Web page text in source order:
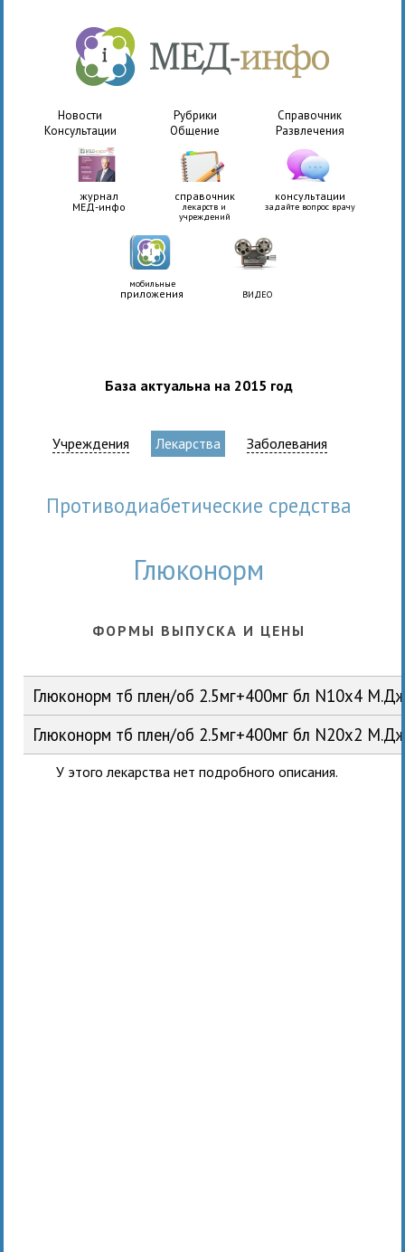
Новости Рубрики
Справочник
Консультации
Общение Развлечения
журнал
МЕД-инфо
справочник
лекарств и
учреждений
консультации
задайте вопрос врачу
мобильные
приложения ВИДЕО
База актуальна на 2015 год
Учреждения Лекарства Заболевания
противодиабетические средства
Глюконорм
ФОРМЫ ВЫПУСКА И ЦЕНЫ
Глюконорм тб плен/об 2.5мг+400мг бл N10x4
Глюконорм тб плен/об 2.5мг+400мг бл N20x2
У этого лекарства нет подробного описания.